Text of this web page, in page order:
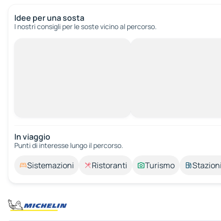
Idee per una sosta
I nostri consigli per le soste vicino al percorso.
In viaggio
Punti di interesse lungo il percorso.
Sistemazioni Ristoranti Turismo